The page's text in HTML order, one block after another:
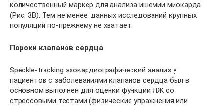
количественный маркер для анализа ишемии миокарда
(Рис. 3В). Тем не менее, данных исследований крупных
популяций по-прежнему не хватает.
Пороки клапанов сердца
Speckle-tracking эхокардиографический анализ у
пациентов с заболеваниями клапанов сердца был в
основном выполнен для оценки функции ЛЖ со
стрессовыми тестами (физические упражнения или